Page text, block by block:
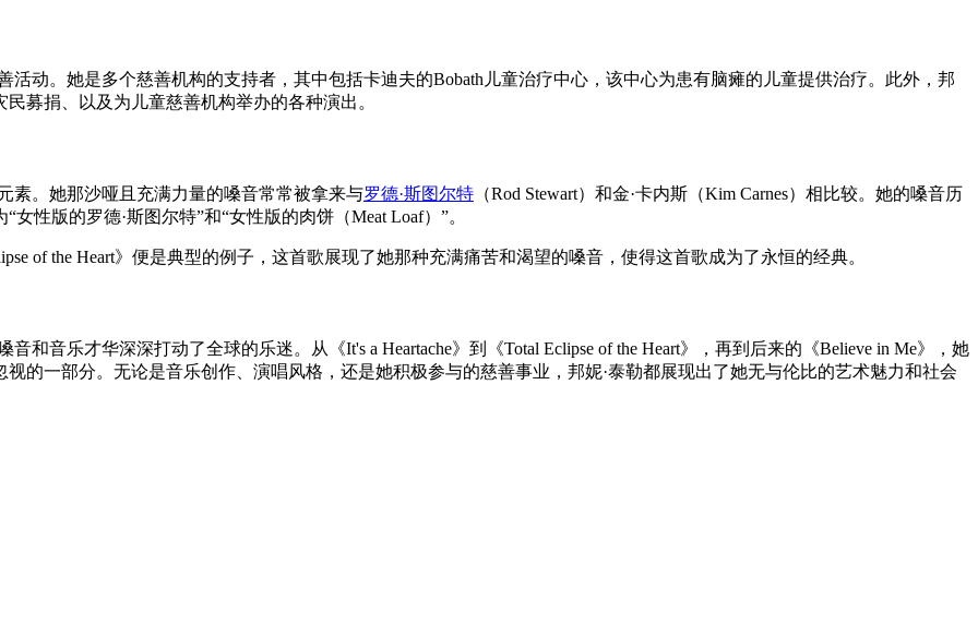
动。她是多个慈善机构的支持者，其中包括卡迪夫的Bobath儿童治疗中心，该中心为患有脑瘫的儿童提供治疗。此外，邦
募捐、以及为儿童慈善机构举办的各种演出。
素。她那沙哑且充满力量的嗓音常常被拿来与罗德·斯图尔特 （Rod Stewart）和金·卡内斯（Kim Carnes）相比较。她的嗓音历
性版的罗德·斯图尔特”和“女性版的肉饼（Meat Loaf）”。
of the Heart》便是典型的例子，这首歌展现了她那种充满痛苦和渴望的嗓音，使得这首歌成为了永恒的经典。
和音乐才华深深打动了全球的乐迷。从《It's a Heartache》到《Total Eclipse of the Heart》，再到后来的《Believe in Me》，她
的一部分。无论是音乐创作、演唱风格，还是她积极参与的慈善事业，邦妮·泰勒都展现出了她无与伦比的艺术魅力和社会